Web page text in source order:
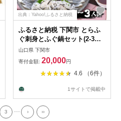
出典：Yahoo!ふるさと納税
ふるさと納税 下関市 とらふ
ぐ刺身とふぐ鍋セット(2-3人
前) 冷蔵 ふぐ刺身 ふぐ鍋
山口県 下関市
寄付金額: 20,000円
4.6 （6件）
1サイトで掲載中
3 ... › ››